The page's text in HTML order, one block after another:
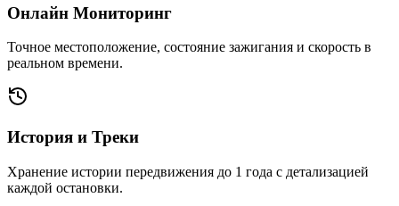
Онлайн Мониторинг
Точное местоположение, состояние зажигания и скорость в
реальном времени.
История и Треки
Хранение истории передвижения до 1 года с детализацией
каждой остановки.